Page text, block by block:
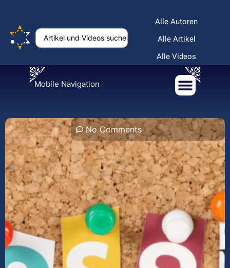
Alle Autoren
Alle Artikel
Alle Videos
Mobile Navigation
No Comments